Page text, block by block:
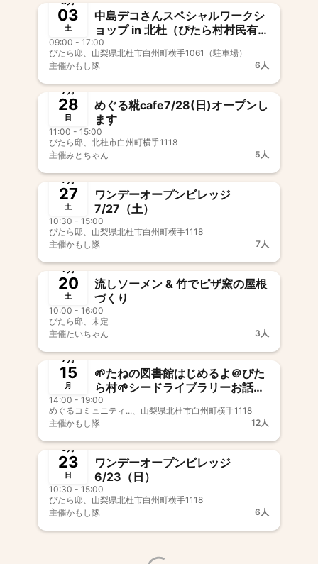
03
土
中島デコさんスペシャルワークシ
ョップ in 北杜（ぴたら村村民有志
主催）
09:00 - 17:00
ぴたら邸、山梨県北杜市白州町横手1061（駐車場）
主催かもし隊 6人
終了
7月
28
日
めぐる糀cafe7/28(日)オープンし
ます
11:00 - 15:00
ぴたら邸、北杜市白州町横手1118
主催みとちゃん 5人
終了
7月
27
土
ワンデーオープンビレッジ
7/27（土）
10:30 - 15:00
ぴたら邸、山梨県北杜市白州町横手1118
主催かもし隊 7人
終了
7月
20
土
流しソーメン & 竹でピザ窯の屋根
づくり
10:00 - 16:00
ぴたら邸、未定
主催たいちゃん 3人
終了
7月
15
月
🌱たねの図書館はじめるよ＠ぴた
ら村🌱シードライブラリーお話会
with ウィーバー佳奈さん 7/15
2pm～（主催：ぴたら村村民 児
玉明子）
14:00 - 19:00
めぐるコミュニティ...、山梨県北杜市白州町横手1118
主催かもし隊 12人
終了
6月
23
日
ワンデーオープンビレッジ
6/23（日）
10:30 - 15:00
ぴたら邸、山梨県北杜市白州町横手1118
主催かもし隊 6人